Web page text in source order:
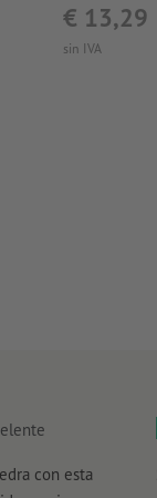
sin IVA
€ 13,29
con esta